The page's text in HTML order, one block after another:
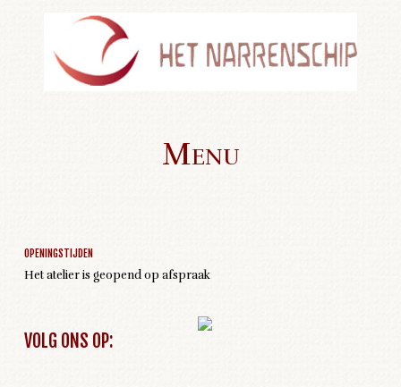
Menu
OPENINGSTIJDEN
Het atelier is geopend op afspraak
VOLG ONS OP: